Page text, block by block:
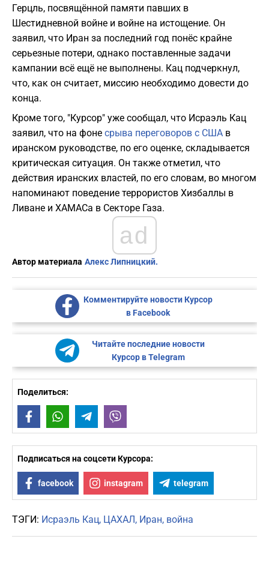
Герцль, посвящённой памяти павших в
Шестидневной войне и войне на истощение. Он
заявил, что Иран за последний год понёс крайне
серьезные потери, однако поставленные задачи
кампании всё ещё не выполнены. Кац подчеркнул,
что, как он считает, миссию необходимо довести до
конца.
Кроме того, "Курсор" уже сообщал, что Исраэль Кац
заявил, что на фоне срыва переговоров с США в
иранском руководстве, по его оценке, складывается
критическая ситуация. Он также отметил, что
действия иранских властей, по его словам, во многом
напоминают поведение террористов Хизбаллы в
Ливане и ХАМАСа в Секторе Газа.
ad
Автор материала Алекс Липницкий.
Комментируйте новости Курсор
в Facebook
Читайте последние новости
Курсор в Telegram
Поделиться:
FacebookWhatsAppTelegram
Подписаться на соцсети Курсора:
facebook instagram telegram
ТЭГИ: Исраэль Кац ЦАХАЛ Иран война